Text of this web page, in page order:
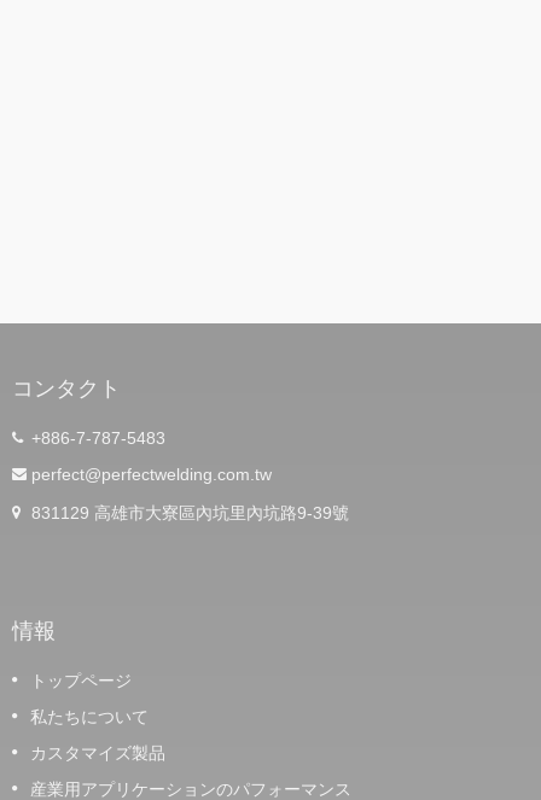
コンタクト
+886-7-787-5483
perfect@perfectwelding.com.tw
831129 高雄市大寮區內坑里內坑路9-39號
情報
トップページ
私たちについて
カスタマイズ製品
産業用アプリケーションのパフォーマンス